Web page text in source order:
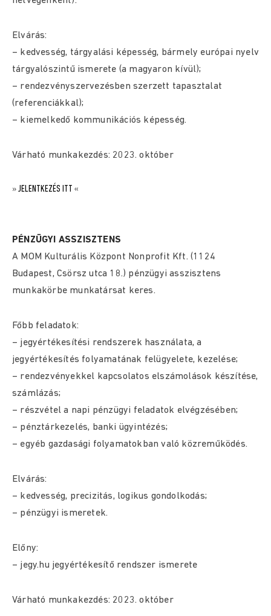
Elvárás:
– kedvesség, tárgyalási képesség, bármely európai nyelv
tárgyalószintű ismerete (a magyaron kívül);
– rendezvényszervezésben szerzett tapasztalat
(referenciákkal);
– kiemelkedő kommunikációs képesség.
Várható munkakezdés: 2023. október
»JELENTKEZÉS ITT «
PÉNZÜGYI ASSZISZTENS
A MOM Kulturális Központ Nonprofit Kft. (1124
Budapest, Csörsz utca 18.) pénzügyi asszisztens
munkakörbe munkatársat keres.
Főbb feladatok:
– jegyértékesítési rendszerek használata, a
jegyértékesítés folyamatának felügyelete, kezelése;
– rendezvényekkel kapcsolatos elszámolások készítése,
számlázás;
– részvétel a napi pénzügyi feladatok elvégzésében;
– pénztárkezelés, banki ügyintézés;
– egyéb gazdasági folyamatokban való közreműködés.
Elvárás:
– kedvesség, precizitás, logikus gondolkodás;
– pénzügyi ismeretek.
Előny:
– jegy.hu jegyértékesítő rendszer ismerete
Várható munkakezdés: 2023. október